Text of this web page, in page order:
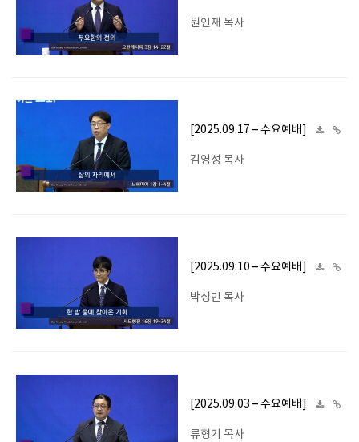
원인재 목사
[2025.09.17 – 수요예배]
김영성 목사
[2025.09.10 – 수요예배]
박성민 목사
[2025.09.03 – 수요예배]
류형기 목사